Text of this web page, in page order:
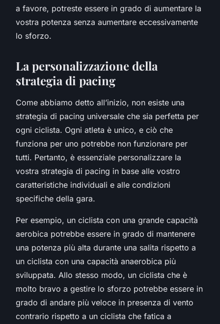
a favore, potreste essere in grado di aumentare la
vostra potenza senza aumentare eccessivamente
lo sforzo.
La personalizzazione della
strategia di pacing
Come abbiamo detto all’inizio, non esiste una
strategia di pacing universale che sia perfetta per
ogni ciclista. Ogni atleta è unico, e ciò che
funziona per uno potrebbe non funzionare per
tutti. Pertanto, è essenziale personalizzare la
vostra strategia di pacing in base alle vostro
caratteristiche individuali e alle condizioni
specifiche della gara.
Per esempio, un ciclista con una grande capacità
aerobica potrebbe essere in grado di mantenere
una potenza più alta durante una salita rispetto a
un ciclista con una capacità anaerobica più
sviluppata. Allo stesso modo, un ciclista che è
molto bravo a gestire lo sforzo potrebbe essere in
grado di andare più veloce in presenza di vento
contrario rispetto a un ciclista che fatica a